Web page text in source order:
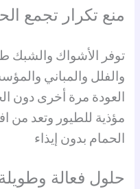
منع تكرار تجمع
توفر الأشواك والشبك
والفلل والمباني
العودة مرة أخرى دون
مؤذية للطيور وتعد من
الحمام بدون إيذاء
حلول فعالة